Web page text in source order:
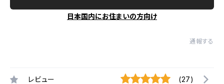
日本国内にお住まいの方向け
通報する
レビュー (27)